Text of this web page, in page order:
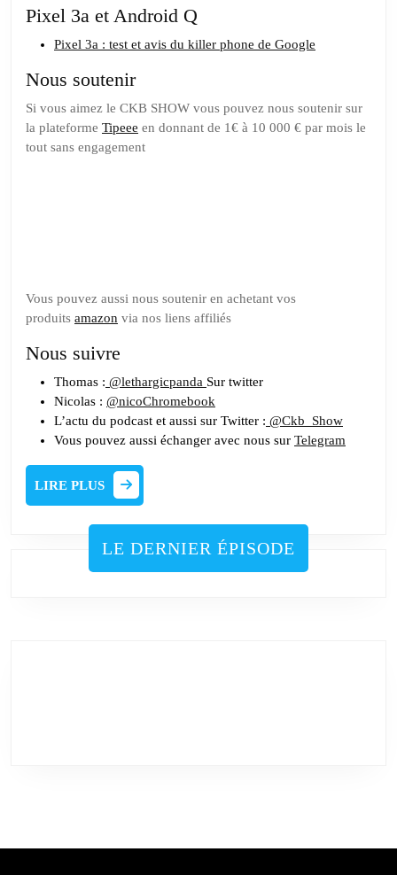
Pixel 3a et Android Q
Pixel 3a : test et avis du killer phone de Google
Nous soutenir
Si vous aimez le CKB SHOW vous pouvez nous soutenir sur
la plateforme Tipeee en donnant de 1€ à 10 000 € par mois le
tout sans engagement
Vous pouvez aussi nous soutenir en achetant vos
produits amazon via nos liens affiliés
Nous suivre
Thomas : @lethargicpanda Sur twitter
Nicolas : @nicoChromebook
L’actu du podcast et aussi sur Twitter : @Ckb_Show
Vous pouvez aussi échanger avec nous sur Telegram
LIRE PLUS
PLUS
LE DERNIER ÉPISODE